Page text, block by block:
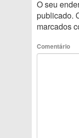
O seu
publicado.
marcados
Comentário